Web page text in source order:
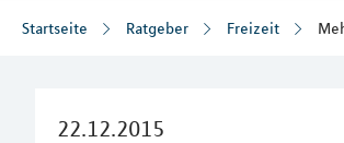
Startseite Ratgeber Freizeit
22.12.2015